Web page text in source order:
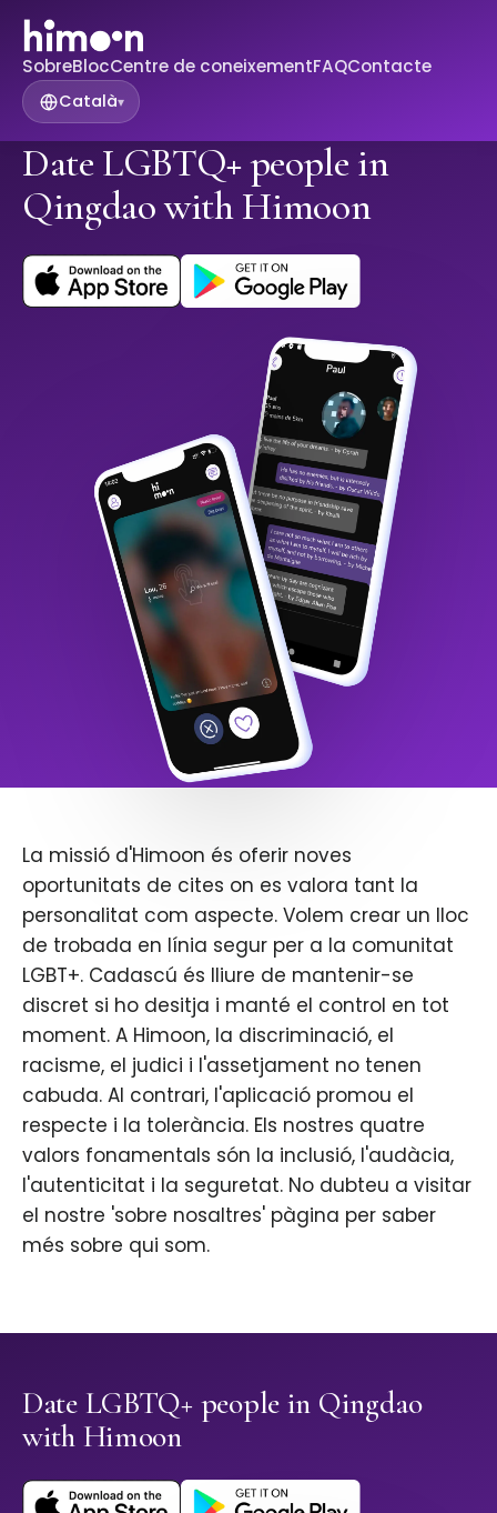
SobreBlocCentre de coneixementFAQContacte
Català▾
Date LGBTQ+ people in
Qingdao with Himoon
La missió d'Himoon és oferir noves
oportunitats de cites on es valora tant la
personalitat com aspecte. Volem crear un lloc
de trobada en línia segur per a la comunitat
LGBT+. Cadascú és lliure de mantenir-se
discret si ho desitja i manté el control en tot
moment. A Himoon, la discriminació, el
racisme, el judici i l'assetjament no tenen
cabuda. Al contrari, l'aplicació promou el
respecte i la tolerància. Els nostres quatre
valors fonamentals són la inclusió, l'audàcia,
l'autenticitat i la seguretat. No dubteu a visitar
el nostre 'sobre nosaltres' pàgina per saber
més sobre qui som.
Date LGBTQ+ people in Qingdao
with Himoon